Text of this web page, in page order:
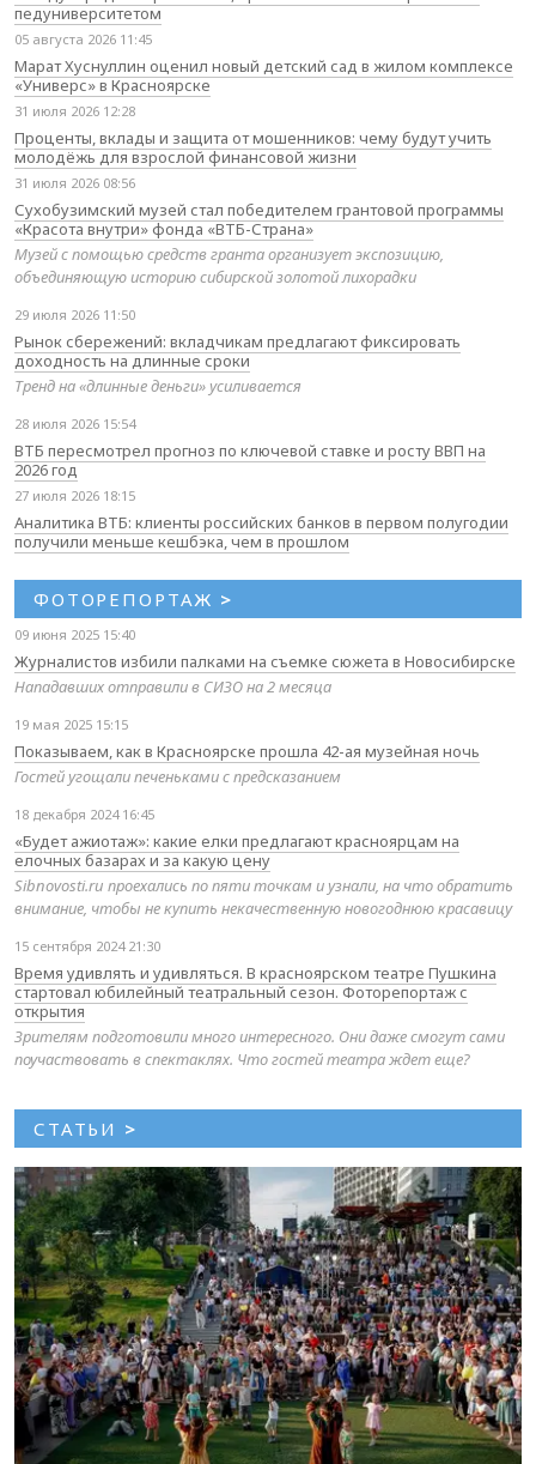
педуниверситетом
05 августа 2026 11:45
Марат Хуснуллин оценил новый детский сад в жилом комплексе
«Универс» в Красноярске
31 июля 2026 12:28
Проценты, вклады и защита от мошенников: чему будут учить
молодёжь для взрослой финансовой жизни
31 июля 2026 08:56
Сухобузимский музей стал победителем грантовой программы
«Красота внутри» фонда «ВТБ-Страна»
Музей с помощью средств гранта организует экспозицию,
объединяющую историю сибирской золотой лихорадки
29 июля 2026 11:50
Рынок сбережений: вкладчикам предлагают фиксировать
доходность на длинные сроки
Тренд на «длинные деньги» усиливается
28 июля 2026 15:54
ВТБ пересмотрел прогноз по ключевой ставке и росту ВВП на
2026 год
27 июля 2026 18:15
Аналитика ВТБ: клиенты российских банков в первом полугодии
получили меньше кешбэка, чем в прошлом
ФОТОРЕПОРТАЖ >
09 июня 2025 15:40
Журналистов избили палками на съемке сюжета в Новосибирске
Нападавших отправили в СИЗО на 2 месяца
19 мая 2025 15:15
Показываем, как в Красноярске прошла 42-ая музейная ночь
Гостей угощали печеньками с предсказанием
18 декабря 2024 16:45
«Будет ажиотаж»: какие елки предлагают красноярцам на
елочных базарах и за какую цену
Sibnovosti.ru проехались по пяти точкам и узнали, на что обратить
внимание, чтобы не купить некачественную новогоднюю красавицу
15 сентября 2024 21:30
Время удивлять и удивляться. В красноярском театре Пушкина
стартовал юбилейный театральный сезон. Фоторепортаж с
открытия
Зрителям подготовили много интересного. Они даже смогут сами
поучаствовать в спектаклях. Что гостей театра ждет еще?
СТАТЬИ >